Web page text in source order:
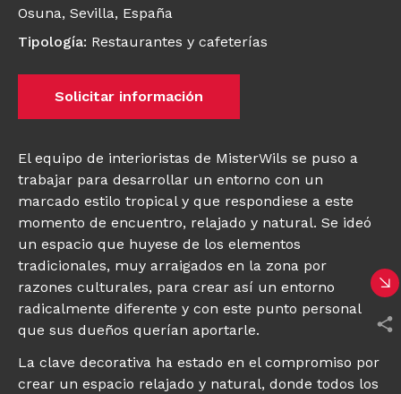
Osuna, Sevilla, España
Tipología: Restaurantes y cafeterías
Solicitar información
El equipo de interioristas de MisterWils se puso a
trabajar para desarrollar un entorno con un
marcado estilo tropical y que respondiese a este
momento de encuentro, relajado y natural. Se ideó
un espacio que huyese de los elementos
tradicionales, muy arraigados en la zona por
razones culturales, para crear así un entorno
radicalmente diferente y con este punto personal
que sus dueños querían aportarle.
La clave decorativa ha estado en el compromiso por
crear un espacio relajado y natural, donde todos los